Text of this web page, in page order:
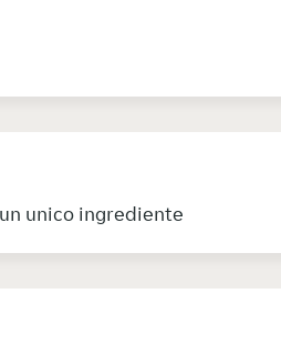
unico ingrediente